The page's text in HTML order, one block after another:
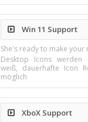
Win 11 Support
She's ready to make your
Desktop Icons werden
weiß, dauerhafte Icon
möglich
XboX Support